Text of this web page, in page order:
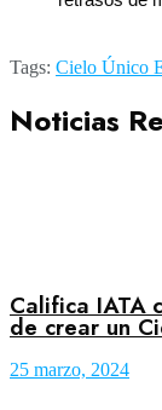
Tags: Cielo Único
Noticias
Califica IATA
de crear un
25 marzo, 2024